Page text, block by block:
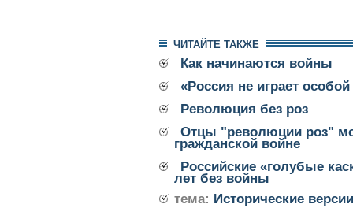
ЧИТАЙТЕ ТАКЖЕ
Как начинаются войны
«Россия не играет
Революция без роз
Отцы "революции роз"
гражданской войне
Российские «голубые
лет без войны
тема: Исторические версии